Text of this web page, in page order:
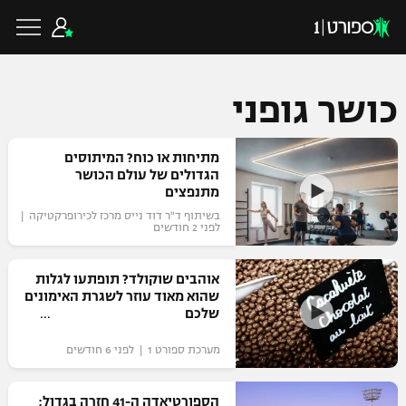
כדורגל ישראלי
ליגת העל
גביע הטוטו
ליגיונרים
גביע המדינה
כדורגל עולמי
ליגת האלופות
ליגה אירופית
ליגה אנגלית
כדורסל ישראלי
ליגת ווינר סל
ליגה לאומית
כדורסל עולמי
NBA
כושר גופני
מתיחות או כוח? המיתוסים
הגדולים של עולם הכושר
מתנפצים
בשיתוף ד"ר דוד נייס מרכז לכירופרקטיקה |
לפני 2 חודשים
אוהבים שוקולד? תופתעו לגלות
שהוא מאוד עוזר לשגרת האימונים
שלכם
מערכת ספורט 1 | לפני 6 חודשים
הספורטיאדה ה-41 חזרה בגדול: